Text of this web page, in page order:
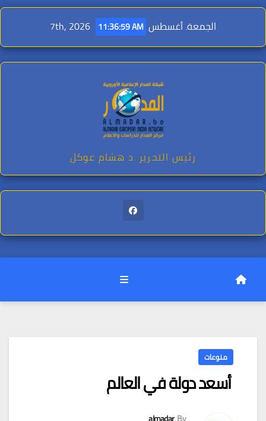
Skip
content
الجمعة. أغسطس 7th, 2026 11:37:01 AM
رئيس التحرير .د هشام عوكل
منوعات
أسعد دولة في العالم